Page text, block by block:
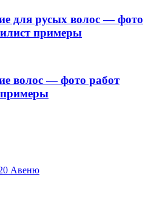
для русых волос — фото
примеры
волос — фото работ
примеры
Авеню